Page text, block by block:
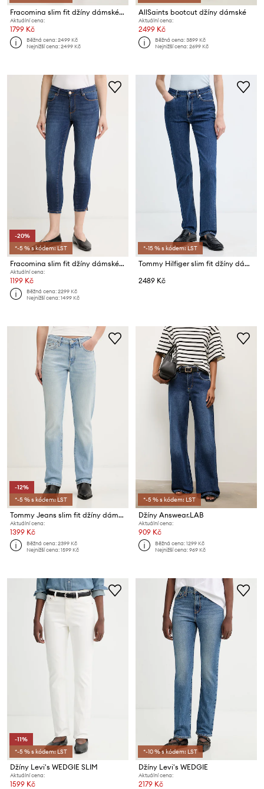
Fracomina slim fit džíny dámské CINDY
Aktuální cena:
1799 Kč
Běžná cena:2499 Kč
Nejnižší cena:2499 Kč
AllSaints bootcut džíny dámské
Aktuální cena:
2499 Kč
Běžná cena:3899 Kč
Nejnižší cena:2699 Kč
-20%
*-5 % s kódem: LST
Fracomina slim fit džíny dámské BETTY
Aktuální cena:
1199 Kč
Běžná cena:2299 Kč
Nejnižší cena:1499 Kč
*-15 % s kódem: LST
Tommy Hilfiger slim fit džíny dámské
2489 Kč
-12%
*-5 % s kódem: LST
Tommy Jeans slim fit džíny dámské
Aktuální cena:
1399 Kč
Běžná cena:2399 Kč
Nejnižší cena:1599 Kč
*-5 % s kódem: LST
Džíny Answear.LAB
Aktuální cena:
909 Kč
Běžná cena:1299 Kč
Nejnižší cena:969 Kč
-11%
*-5 % s kódem: LST
Džíny Levi's WEDGIE SLIM
Aktuální cena:
1599 Kč
*-10 % s kódem: LST
Džíny Levi's WEDGIE
Aktuální cena:
2179 Kč